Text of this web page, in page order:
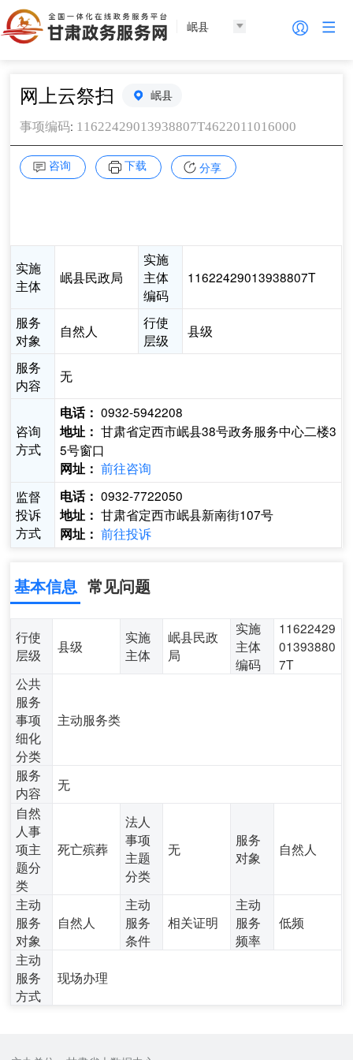
岷县
网上云祭扫 岷县
事项编码: 11622429013938807T4622011016000
咨询 下载 分享
实施
主体
岷县民政局
实施
主体
编码
11622429013938807T
服务
对象
自然人
行使
层级
县级
服务
内容
无
咨询
方式
电话： 0932-5942208
地址： 甘肃省定西市岷县38号政务服务中心二楼3
5号窗口
网址： 前往咨询
监督
投诉
方式
电话： 0932-7722050
地址： 甘肃省定西市岷县新南街107号
网址： 前往投诉
基本信息 常见问题
行使
层级
县级
实施
主体
岷县民政
局
实施
主体
编码
11622429
01393880
7T
公共
服务
事项
细化
分类
主动服务类
服务
内容
无
自然
人事
项主
题分
类
死亡殡葬
法人
事项
主题
分类
无
服务
对象
自然人
主动
服务
对象
自然人
主动
服务
条件
相关证明
主动
服务
频率
低频
主动
服务
方式
现场办理